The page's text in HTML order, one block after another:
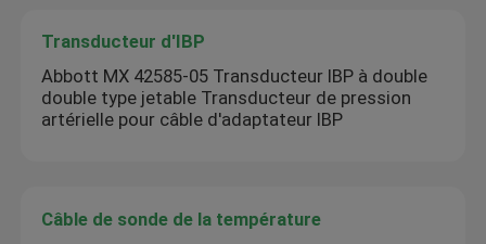
Transducteur d'IBP
Abbott MX 42585-05 Transducteur IBP à double
double type jetable Transducteur de pression
artérielle pour câble d'adaptateur IBP
Câble de sonde de la température